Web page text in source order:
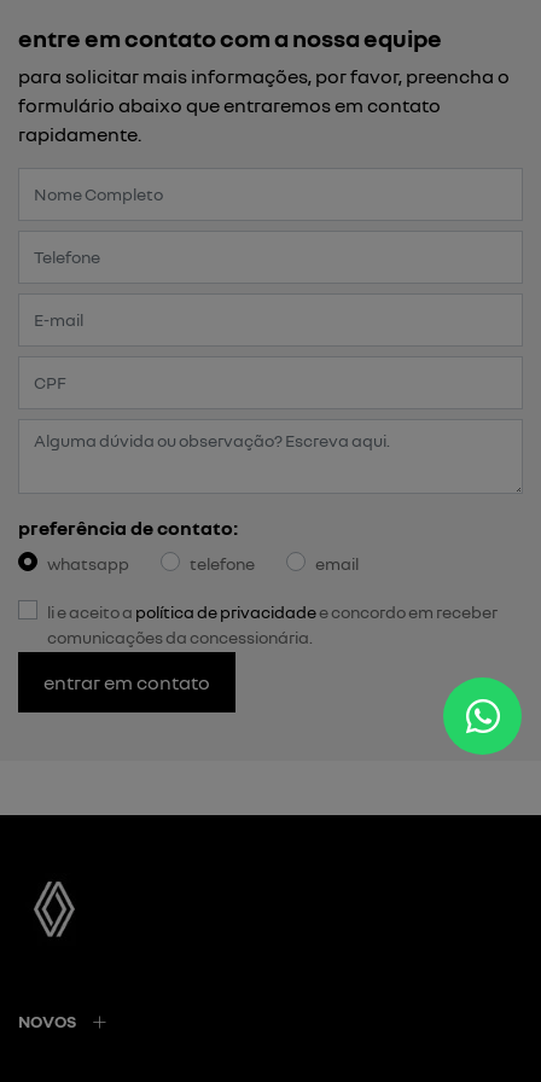
entre em contato com a nossa equipe
para solicitar mais informações, por favor, preencha o
formulário abaixo que entraremos em contato
rapidamente.
preferência de contato:
whatsapp telefone email
li e aceito a política de privacidadee concordo em receber
comunicações da concessionária.
entrar em contato
NOVOS